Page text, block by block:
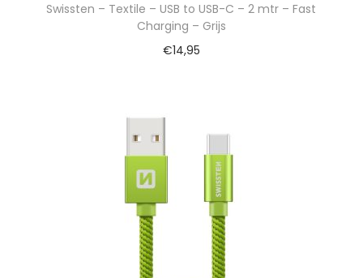
Swissten – Textile – USB to USB-C – 2 mtr – Fast
Charging – Grijs
€14,95